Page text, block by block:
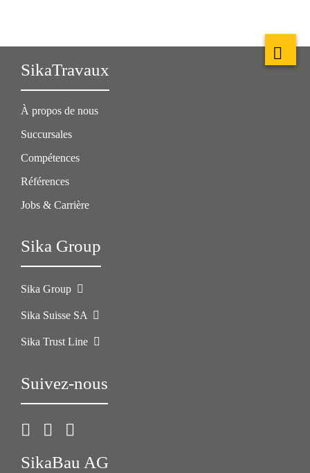
SikaTravaux
À propos de nous
Succursales
Compétences
Références
Jobs & Carrière
Sika Group
Sika Group
Sika Suisse SA
Sika Trust Line
Suivez-nous
SikaBau AG